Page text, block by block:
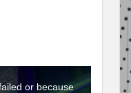
or because